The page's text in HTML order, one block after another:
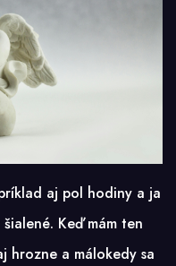
aj pol hodiny a ja
Keď mám ten
hrozne a málokedy sa